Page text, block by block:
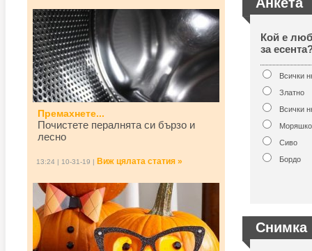
Премахнете...
Почистете пералнята си бързо и
лесно
13:24 | 10-31-19 | Виж цялата статия »
Кой е
за
Всички
Златно
Всички
Сиво
Бордо
Снимка